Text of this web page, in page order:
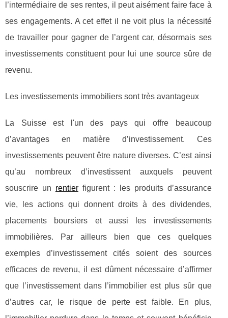
l’intermédiaire de ses rentes, il peut aisément faire face à
ses engagements. A cet effet il ne voit plus la nécessité
de travailler pour gagner de l’argent car, désormais ses
investissements constituent pour lui une source sûre de
revenu.
Les investissements immobiliers sont très avantageux
La Suisse est l'un des pays qui offre beaucoup
d’avantages en matière d’investissement. Ces
investissements peuvent être nature diverses. C’est ainsi
qu’au nombreux d’investissent auxquels peuvent
souscrire un rentierfigurent : les produits d’assurance
vie, les actions qui donnent droits à des dividendes,
placements boursiers et aussi les investissements
immobilières. Par ailleurs bien que ces quelques
exemples d’investissement cités soient des sources
efficaces de revenu, il est dûment nécessaire d’affirmer
que l’investissement dans l’immobilier est plus sûr que
d’autres car, le risque de perte est faible. En plus,